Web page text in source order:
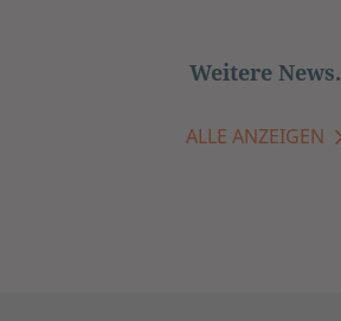
Weitere News.
ALLE ANZEIGEN